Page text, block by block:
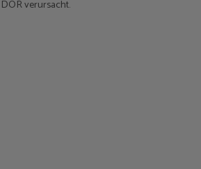
verursacht.